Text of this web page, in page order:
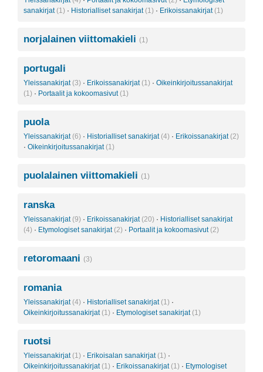
sanakirjat (1) · Historialliset sanakirjat (1) · Erikoissanakirjat (1)
norjalainen viittomakieli (1)
portugali
Yleissanakirjat (3) · Erikoissanakirjat (1) · Oikeinkirjoitussanakirjat
(1) · Portaalit ja kokoomasivut (1)
puola
Yleissanakirjat (6) · Historialliset sanakirjat (4) · Erikoissanakirjat (2)
· Oikeinkirjoitussanakirjat (1)
puolalainen viittomakieli (1)
ranska
Yleissanakirjat (9) · Erikoissanakirjat (20) · Historialliset sanakirjat
(4) · Etymologiset sanakirjat (2) · Portaalit ja kokoomasivut (2)
retoromaani (3)
romania
Yleissanakirjat (4) · Historialliset sanakirjat (1) ·
Oikeinkirjoitussanakirjat (1) · Etymologiset sanakirjat (1)
ruotsi
Yleissanakirjat (1) · Erikoisalan sanakirjat (1) ·
Oikeinkirjoitussanakirjat (1) · Erikoissanakirjat (1) · Etymologiset